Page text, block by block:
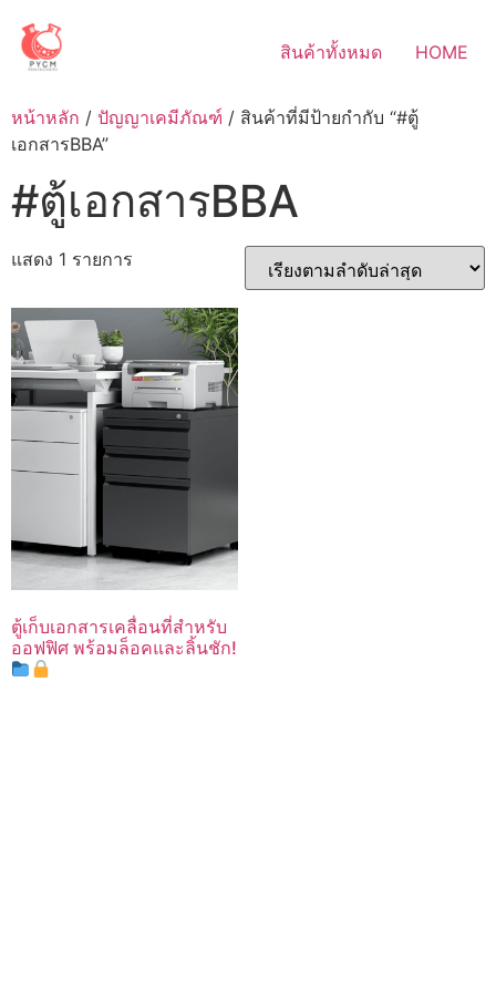
content
สินค้าทั้งหมด HOME
หน้าหลัก / ปัญญาเคมีภัณฑ์ / สินค้าที่มีป้ายกำกับ “#ตู้
เอกสารBBA”
#ตู้เอกสารBBA
แสดง 1 รายการ
ตู้เก็บเอกสารเคลื่อนที่สำหรับ
ออฟฟิศ พร้อมล็อคและลิ้นชัก!